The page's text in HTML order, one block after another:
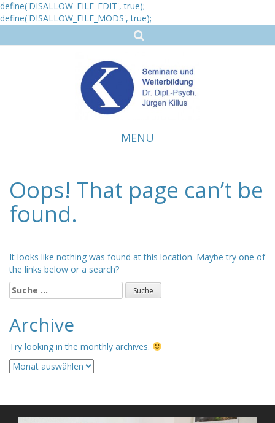
define('DISALLOW_FILE_EDIT', true);
define('DISALLOW_FILE_MODS', true);
MENU
to
content
Oops! That page can’t be
found.
It looks like nothing was found at this location. Maybe try one of
the links below or a search?
Suche
nach:
Archive
Try looking in the monthly archives.
Archive